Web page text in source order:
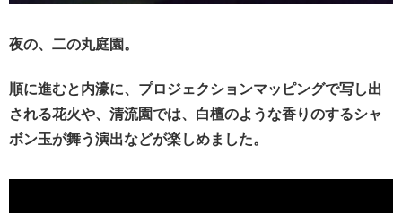
夜の、二の丸庭園。
順に進むと内濠に、プロジェクションマッピングで写し出
される花火や、清流園では、白檀のような香りのするシャ
ボン玉が舞う演出などが楽しめました。